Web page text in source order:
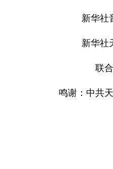
新华社
新华社
联
鸣谢：中共